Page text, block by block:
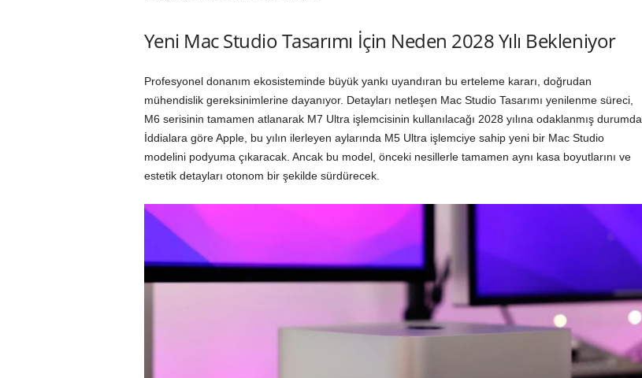
Yeni Mac Studio Tasarımı İçin Neden 2028 Yılı Bekleniyor
Profesyonel donanım ekosisteminde büyük yankı uyandıran bu erteleme kararı, doğrudan
mühendislik gereksinimlerine dayanıyor. Detayları netleşen Mac Studio Tasarımı yenilenme süreci,
M6 serisinin tamamen atlanarak M7 Ultra işlemcisinin kullanılacağı 2028 yılına odaklanmış durumda.
İddialara göre Apple, bu yılın ilerleyen aylarında M5 Ultra işlemciye sahip yeni bir Mac Studio
modelini podyuma çıkaracak. Ancak bu model, önceki nesillerle tamamen aynı kasa boyutlarını ve
estetik detayları otonom bir şekilde sürdürecek.